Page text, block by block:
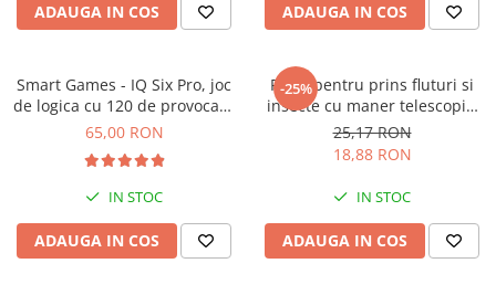
ADAUGA IN COS ADAUGA IN COS
Smart Games - IQ Six Pro, joc
de logica cu 120 de provocari,
8+ ani
65,00 RON
IN STOC
ADAUGA IN COS
-25%
Plasa pentru prins fluturi si
insecte cu maner telescopic,
Keycraft, +6 ani
25,17 RON
18,88 RON
IN STOC
ADAUGA IN COS